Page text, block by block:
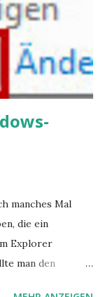
manches Mal
die ein
Explorer
man den